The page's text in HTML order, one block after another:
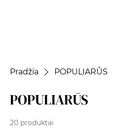
Pradžia POPULIARŪS
POPULIARŪS
20 produktai